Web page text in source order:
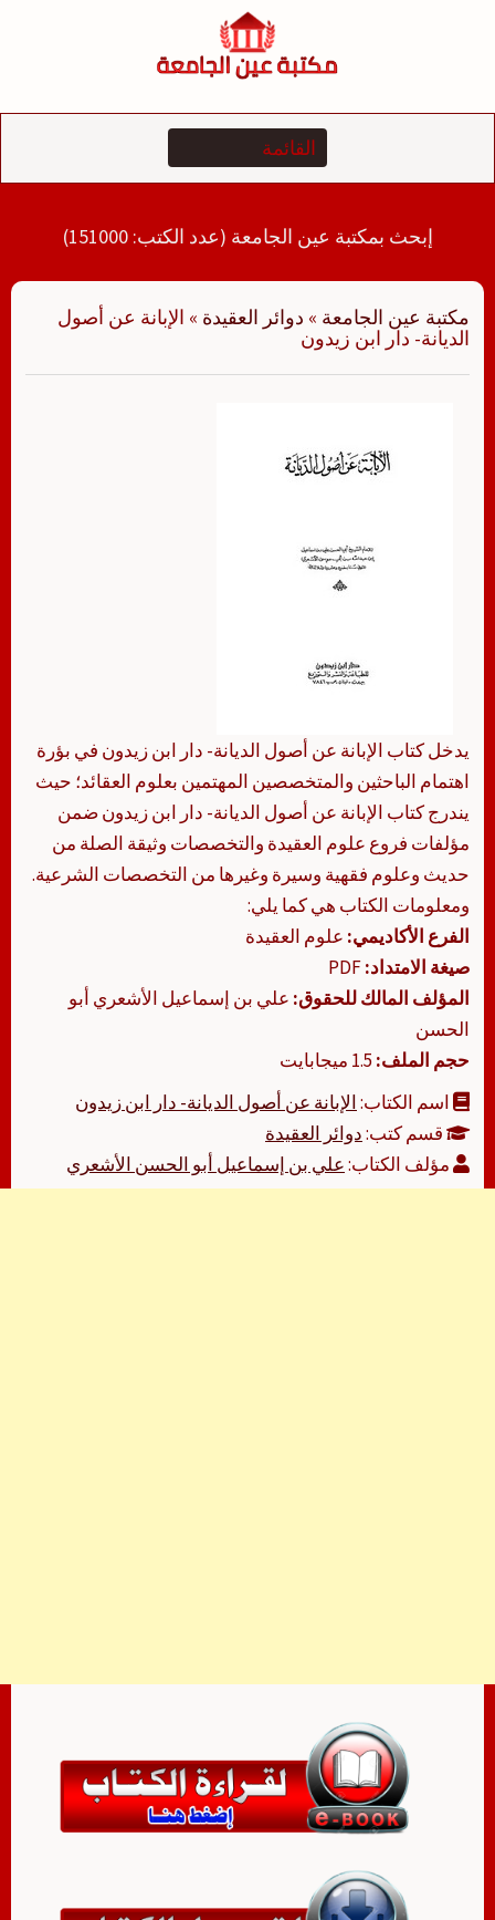
إبحث بمكتبة عين الجامعة (عدد الكتب: 151000)
مكتبة عين الجامعة » دوائر العقيدة » الإبانة عن أصول
الديانة- دار ابن زيدون
يدخل كتاب الإبانة عن أصول الديانة- دار ابن زيدون في بؤرة
اهتمام الباحثين والمتخصصين المهتمين بعلوم العقائد؛ حيث
يندرج كتاب الإبانة عن أصول الديانة- دار ابن زيدون ضمن
مؤلفات فروع علوم العقيدة والتخصصات وثيقة الصلة من
حديث وعلوم فقهية وسيرة وغيرها من التخصصات الشرعية.
ومعلومات الكتاب هي كما يلي:
الفرع الأكاديمي: علوم العقيدة
صيغة الامتداد:
المؤلف المالك للحقوق: علي بن إسماعيل الأشعري أبو
الحسن
حجم الملف:
اسم الكتاب:الإبانة عن أصول الديانة- دار ابن زيدون
قسم كتب:دوائر العقيدة
مؤلف الكتاب:علي بن إسماعيل أبو الحسن الأشعري